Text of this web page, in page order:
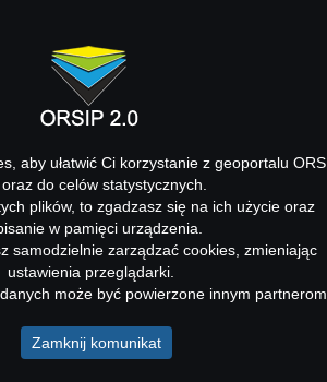
aby ułatwić Ci korzystanie z geoportalu
do celów statystycznych.
plików, to zgadzasz się na ich użycie oraz
w pamięci urządzenia.
samodzielnie zarządzać cookies, zmieniając
ustawienia przeglądarki.
może być powierzone innym
Zamknij komunikat